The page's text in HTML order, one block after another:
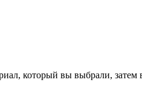
который вы выбрали, затем